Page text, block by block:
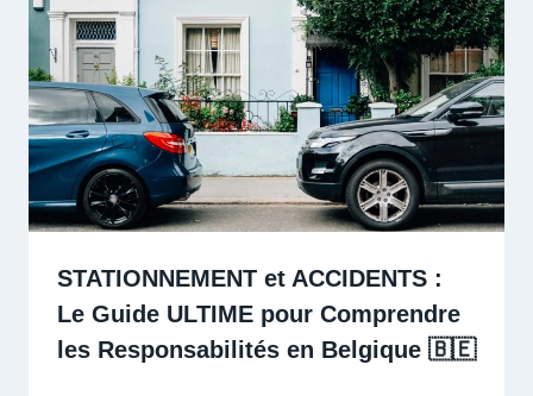
STATIONNEMENT et ACCIDENTS :
Le Guide ULTIME pour Comprendre
les Responsabilités en Belgique 🇧🇪